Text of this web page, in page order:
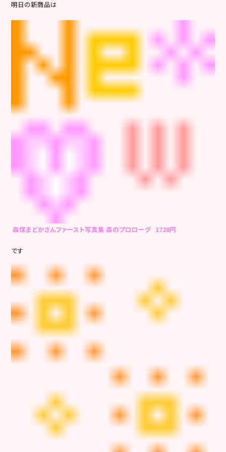
明日の新商品は
森保まどかさんファースト写真集 森のプロローグ 1728円
です